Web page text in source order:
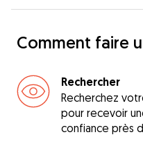
Comment faire
Rechercher
Recherchez
pour recevoir
confiance près